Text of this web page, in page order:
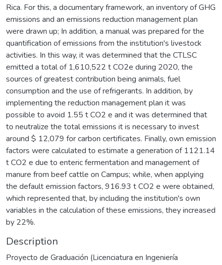
Rica. For this, a documentary framework, an inventory of GHG
emissions and an emissions reduction management plan
were drawn up; In addition, a manual was prepared for the
quantification of emissions from the institution's livestock
activities. In this way, it was determined that the CTLSC
emitted a total of 1,610,522 t CO2e during 2020, the
sources of greatest contribution being animals, fuel
consumption and the use of refrigerants. In addition, by
implementing the reduction management plan it was
possible to avoid 1.55 t CO2 e and it was determined that
to neutralize the total emissions it is necessary to invest
around $ 12,079 for carbon certificates. Finally, own emission
factors were calculated to estimate a generation of 1121.14
t CO2 e due to enteric fermentation and management of
manure from beef cattle on Campus; while, when applying
the default emission factors, 916.93 t CO2 e were obtained,
which represented that, by including the institution's own
variables in the calculation of these emissions, they increased
by 22%.
Description
Proyecto de Graduación (Licenciatura en Ingeniería